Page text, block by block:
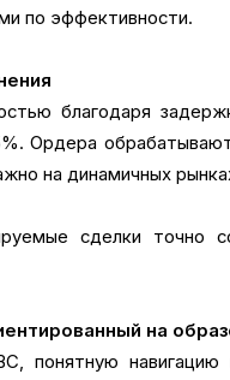
по эффективности.
благодаря
Ордера
на динамичных
сделки точно
на
понятную навигацию